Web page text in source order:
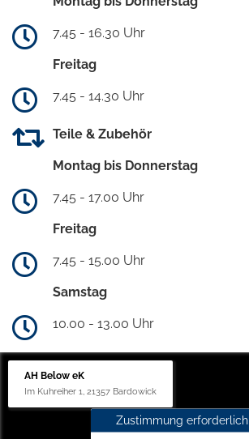
7.45 - 16.30 Uhr
Freitag
7.45 - 14.30 Uhr
Teile & Zubehör
Montag bis Donnerstag
7.45 - 17.00 Uhr
Freitag
7.45 - 15.00 Uhr
Samstag
10.00 - 13.00 Uhr
AH Below eK
Im Kuhreiher 1, 21357 Bardowick
Zustimmung erforderlich